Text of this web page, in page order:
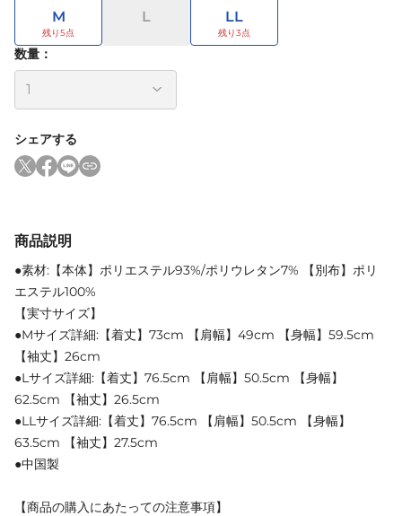
M L LL
数量：
シェアする
商品説明
●素材:【本体】ポリエステル93%/ポリウレタン7% 【別布】ポリ
エステル100%
【実寸サイズ】
●Mサイズ詳細:【着丈】73cm 【肩幅】49cm 【身幅】59.5cm
【袖丈】26cm
●Lサイズ詳細:【着丈】76.5cm 【肩幅】50.5cm 【身幅】
62.5cm 【袖丈】26.5cm
●LLサイズ詳細:【着丈】76.5cm 【肩幅】50.5cm 【身幅】
63.5cm 【袖丈】27.5cm
●中国製
【商品の購入にあたっての注意事項】